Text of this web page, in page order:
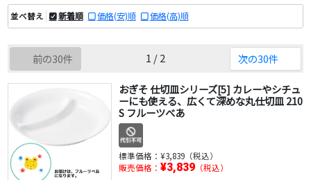
並べ替え 新着順 価格(安)順 価格(高)順
前の30件 1 / 2 次の30件
おぎそ 仕切皿シリーズ[5] カレーやシチュ
ーにも使える、広くて深めな丸仕切皿 210
S フルーツべあ
標準価格： ¥3,839（税込）
販売価格： ¥3,839（税込）